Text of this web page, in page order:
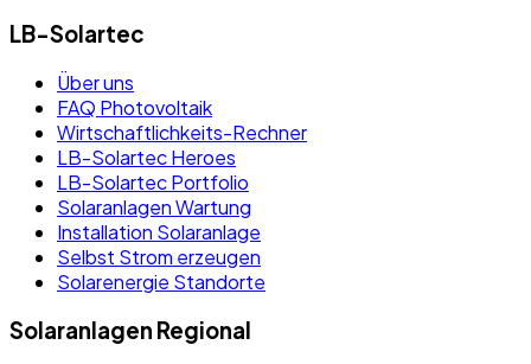
LB-Solartec
Über uns
FAQ Photovoltaik
Wirtschaftlichkeits-Rechner
LB-Solartec Heroes
LB-Solartec Portfolio
Solaranlagen Wartung
Installation Solaranlage
Selbst Strom erzeugen
Solarenergie Standorte
Solaranlagen Regional